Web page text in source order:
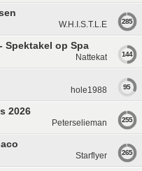
W.H.I.S.T.L.E 285
Spektakel op Spa
Nattekat 144
hole1988 95
2026
Peterselieman 255
Starflyer 265